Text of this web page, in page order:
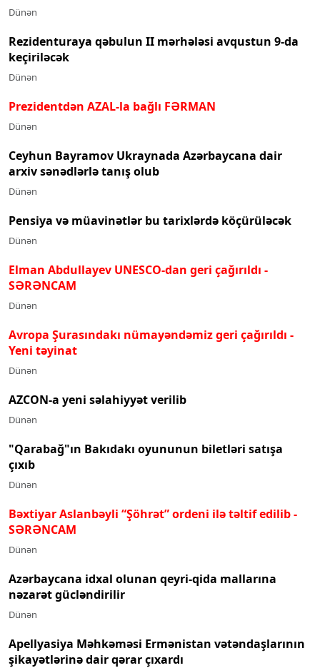
Dünən
Rezidenturaya qəbulun II mərhələsi avqustun 9-da
keçiriləcək
Dünən
Prezidentdən AZAL-la bağlı FƏRMAN
Dünən
Ceyhun Bayramov Ukraynada Azərbaycana dair
arxiv sənədlərlə tanış olub
Dünən
Pensiya və müavinətlər bu tarixlərdə köçürüləcək
Dünən
Elman Abdullayev UNESCO-dan geri çağırıldı -
SƏRƏNCAM
Dünən
Avropa Şurasındakı nümayəndəmiz geri çağırıldı -
Yeni təyinat
Dünən
AZCON-a yeni səlahiyyət verilib
Dünən
"Qarabağ"ın Bakıdakı oyununun biletləri satışa
çıxıb
Dünən
Bəxtiyar Aslanbəyli “Şöhrət” ordeni ilə təltif edilib-
SƏRƏNCAM
Dünən
Azərbaycana idxal olunan qeyri-qida mallarına
nəzarət gücləndirilir
Dünən
Apellyasiya Məhkəməsi Ermənistan vətəndaşlarının
şikayətlərinə dair qərar çıxardı